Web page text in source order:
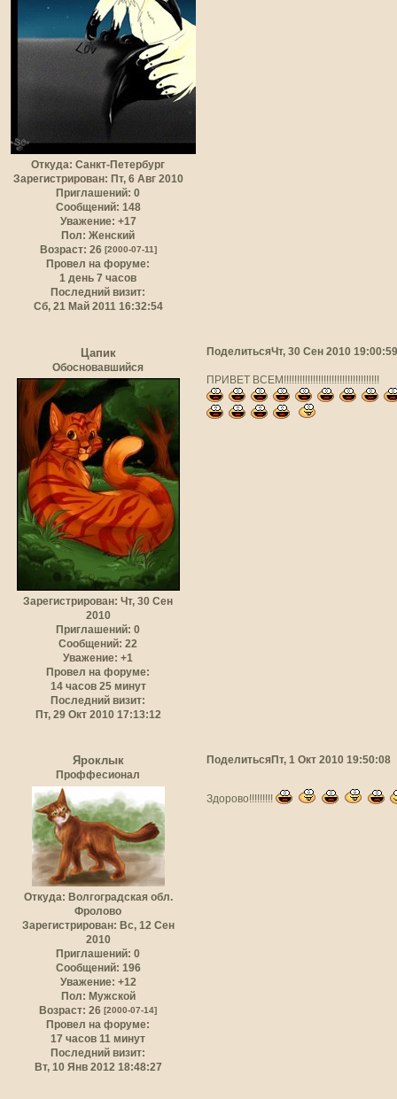
Откуда: Санкт-Петербург
Зарегистрирован: Пт, 6 Авг 2010
Приглашений: 0
Сообщений: 148
Уважение: +17
Пол: Женский
Возраст: 26 [2000-07-11]
Провел на форуме:
1 день 7 часов
Последний визит:
Сб, 21 Май 2011 16:32:54
ПоделитьсяЧт, 30 Сен 2010 19:00:59
Цапик
Обосновавшийся
Зарегистрирован: Чт, 30 Сен
2010
Приглашений: 0
Сообщений: 22
Уважение: +1
Провел на форуме:
14 часов 25 минут
Последний визит:
Пт, 29 Окт 2010 17:13:12
ПРИВЕТ ВСЕМ!!!!!!!!!!!!!!!!!!!!!!!!!!!!!!!!!!!!
ПоделитьсяПт, 1 Окт 2010 19:50:08
Яроклык
Проффесионал
Откуда: Волгоградская обл.
Фролово
Зарегистрирован: Вс, 12 Сен
2010
Приглашений: 0
Сообщений: 196
Уважение: +12
Пол: Мужской
Возраст: 26[2000-07-14]
Провел на форуме:
17 часов 11 минут
Последний визит:
Вт, 10 Янв 2012 18:48:27
Здорово!!!!!!!!!